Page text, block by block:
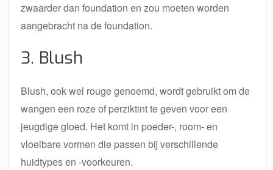
zwaarder dan foundation en zou moeten worden
aangebracht na de foundation.
3. Blush
Blush, ook wel rouge genoemd, wordt gebruikt om de
wangen een roze of perziktint te geven voor een
jeugdige gloed. Het komt in poeder-, room- en
vloeibare vormen die passen bij verschillende
huidtypes en -voorkeuren.